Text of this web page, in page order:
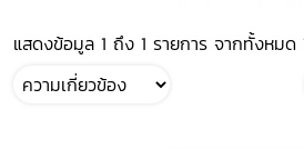
แสดงข้อมูล 1 ถึง 1 รายการ จากทั้งหมด